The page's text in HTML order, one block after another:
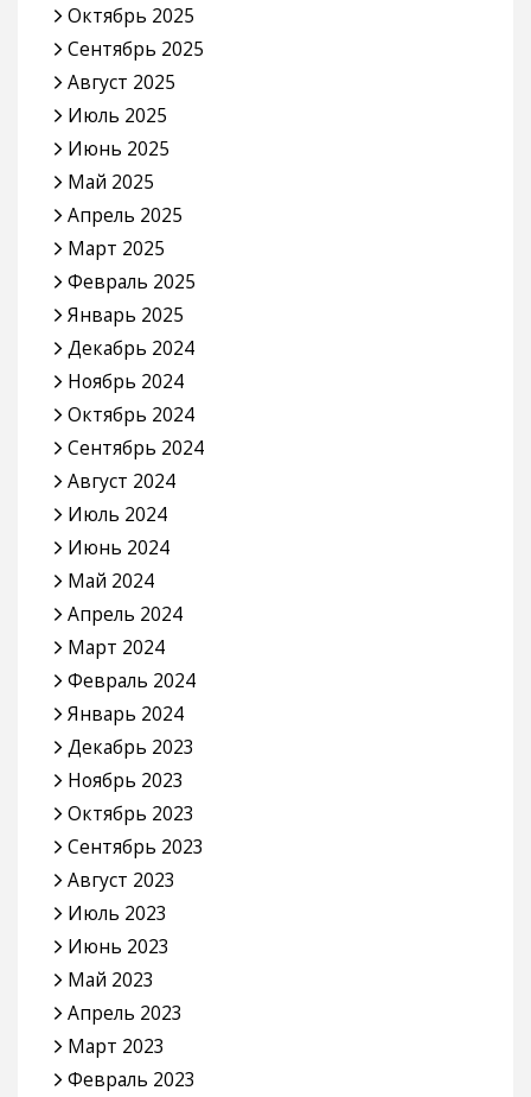
Октябрь 2025
Сентябрь 2025
Август 2025
Июль 2025
Июнь 2025
Май 2025
Апрель 2025
Март 2025
Февраль 2025
Январь 2025
Декабрь 2024
Ноябрь 2024
Октябрь 2024
Сентябрь 2024
Август 2024
Июль 2024
Июнь 2024
Май 2024
Апрель 2024
Март 2024
Февраль 2024
Январь 2024
Декабрь 2023
Ноябрь 2023
Октябрь 2023
Сентябрь 2023
Август 2023
Июль 2023
Июнь 2023
Май 2023
Апрель 2023
Март 2023
Февраль 2023